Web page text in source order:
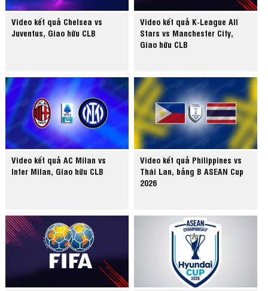
Video kết quả Chelsea vs
Juventus, Giao hữu CLB
Video kết quả K-League All
Stars vs Manchester City,
Giao hữu CLB
Video kết quả AC Milan vs
Inter Milan, Giao hữu CLB
Video kết quả Philippines vs
Thái Lan, bảng B ASEAN Cup
2026